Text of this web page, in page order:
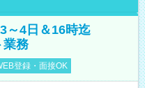
～4日＆16時迄
業務
登録・面接OK